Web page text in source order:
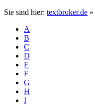
Sie sind hier: textbroker.de »
A
B
C
D
E
F
G
H
I